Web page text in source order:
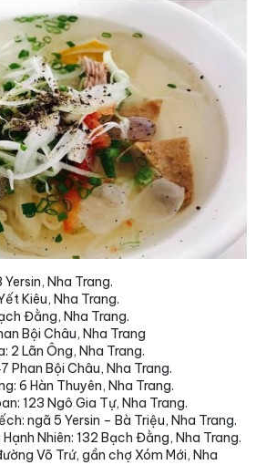
Nha Trang.
Kiêu, Nha Trang.
Đằng, Nha Trang.
Bội Châu, Nha Trang
2 Lãn Ông, Nha Trang.
Phan Bội Châu, Nha Trang.
6 Hàn Thuyên, Nha Trang.
123 Ngô Gia Tự, Nha Trang.
ngã 5 Yersin – Bà Triệu, Nha Trang.
Nhiên: 132 Bạch Đằng, Nha Trang.
Võ Trứ, gần chợ Xóm Mới, Nha